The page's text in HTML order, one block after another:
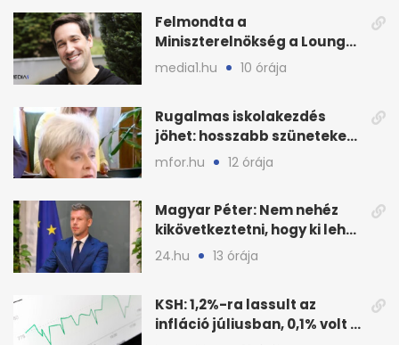
Felmondta a
Miniszterelnökség a Lounge
Event keretszerződését
media1.hu 10 órája
Rugalmas iskolakezdés
jöhet: hosszabb szüneteket
javasolnak szeptembertől
mfor.hu 12 órája
Magyar Péter: Nem nehéz
kikövetkeztetni, hogy ki lehet
a három jelölt
24.hu 13 órája
KSH: 1,2%-ra lassult az
infláció júliusban, 0,1% volt a